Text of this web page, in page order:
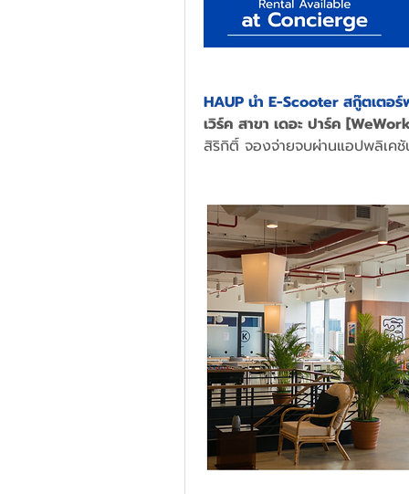
HAUP นำ E-Scooter สกู๊ตเตอ
เวิร์ค สาขา เดอะ ปาร์ค
สิริกิติ์ จองจ่ายจบผ่านแอปพลิเคชั